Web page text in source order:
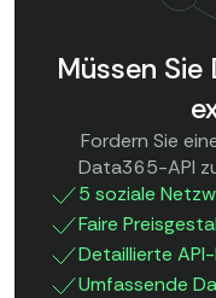
Müssen
Fordern Sie
Data365-API
5 soziale
Faire
Detaillierte
Umfassende